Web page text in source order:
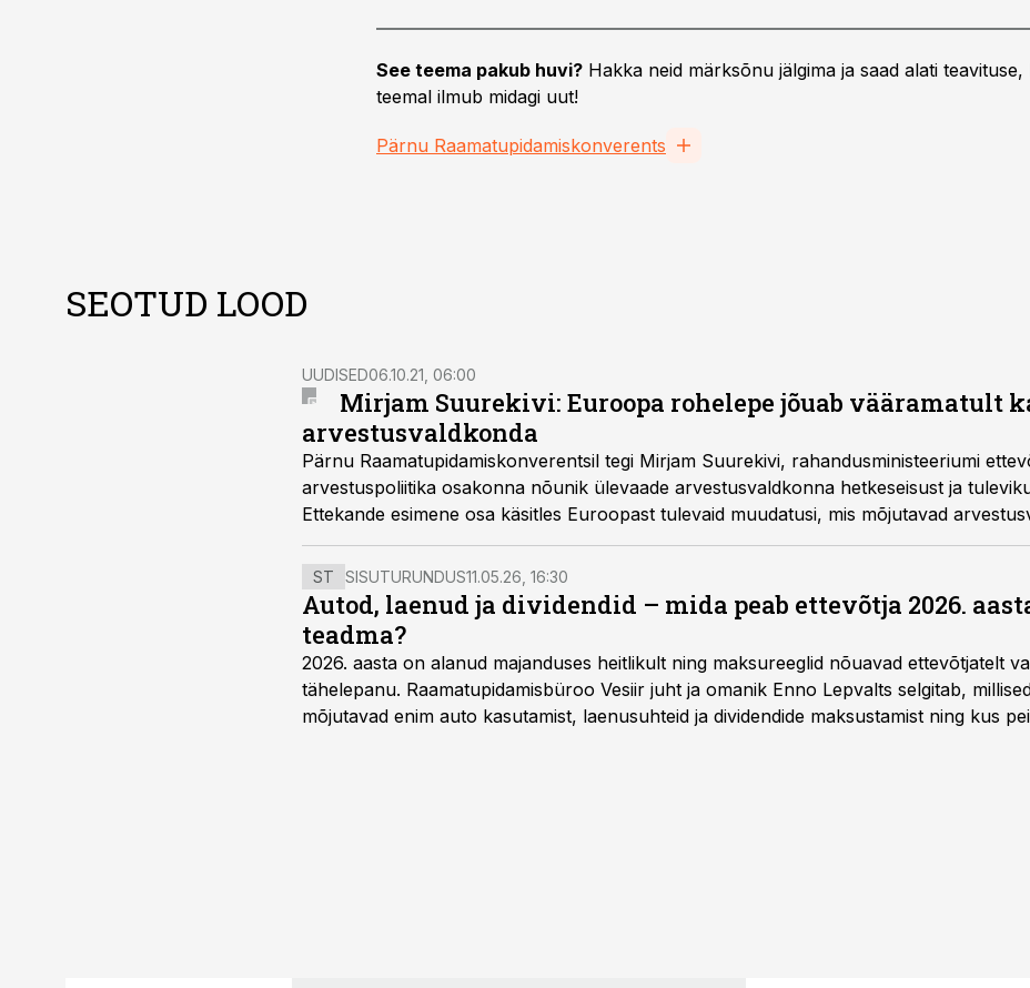
See teema pakub huvi? Hakka neid märksõnu jälgima ja saad alati teavituse,
teemal ilmub midagi uut!
Pärnu Raamatupidamiskonverents
SEOTUD LOOD
UUDISED06.10.21, 06:00
Mirjam Suurekivi: Euroopa rohelepe jõuab vääramatult
arvestusvaldkonda
Pärnu Raamatupidamiskonverentsil tegi Mirjam Suurekivi, rahandusministeeriumi
arvestuspoliitika osakonna nõunik ülevaade arvestusvaldkonna hetkeseisust ja
Ettekande esimene osa käsitles Euroopast tulevaid muudatusi, mis mõjutavad
rahastamine, muu finantsinfo kajastamine majandusaasta aruandes, Country-by-
Kahest olulisemast direktiivist anname siin kokkuvõtliku ülevaate.
ST SISUTURUNDUS11.05.26, 16:30
Autod, laenud ja dividendid – mida peab ettevõtja 2026.
teadma?
2026. aasta on alanud majanduses heitlikult ning maksureeglid nõuavad ettevõtjatelt
tähelepanu. Raamatupidamisbüroo Vesiir juht ja omanik Enno Lepvalts selgitab,
mõjutavad enim auto kasutamist, laenusuhteid ja dividendide maksustamist ning kus